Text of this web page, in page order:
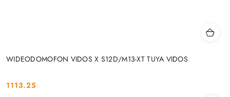
WIDEODOMOFON VIDOS X S12D/M13-XT TUYA VIDOS
Cena:
1113.25